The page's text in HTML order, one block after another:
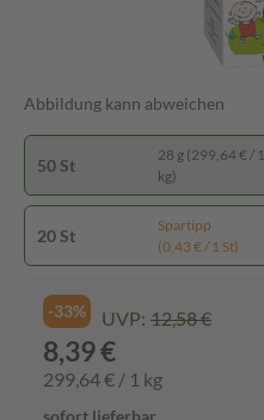
Abbildung kann abweichen
50 St
28 g (299,64 € / 1
kg)
20 St
Spartipp
(0,43 € / 1 St)
-33% UVP: 12,58 €
8,39 €
299,64 € / 1 kg
sofort lieferbar